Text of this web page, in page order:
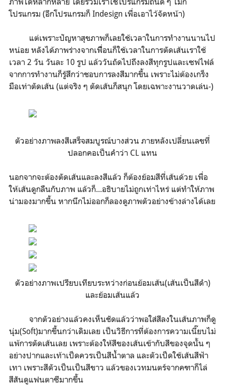
โปรแกรม (อีกโปรแกรมก็ Indesign เพื่อเอาไว้จัดหน้า)
แต่เพราะปัญหาสุขภาพก็เลยใช้เวลาในการทำงานนานไป
หน่อย หลังได้ภาพร่างจากเพืื่อนก็ใช้เวลาในการตัดเส้นเราใช้
เวลา 2 วัน วันละ 10 รูป แล้ววันถัดไปถึงลงสีทุกรูปและเซฟไฟล์
จากการทำงานก็รู้สึกว่าชอบการลงสีมากขึ้น เพราะไม่ต้องเกร็ง
มือเท่าตัดเส้น (แต่จริง ๆ ตัดเส้นก็สนุก โดยเฉพาะงานวาดเล่น-)
ตัวอย่างภาพลงสีเสร็จสมบูรณ์บางส่วน ภายหลังเปลี่ยนเลขที่
ปลอกคอเป็นคำว่า CL แทน
นอกจากจะต้องตัดเส้นและลงสีแล้ว ก็ต้องย้อมสีที่เส้นด้วย เพื่อ
ให้เส้นดูกลืนกับภาพ แล้วก็...อธิบายไม่ถูกเท่าไหร่ แต่ทำให้ภาพ
น่ามองมากขึ้น หากนึกไม่ออกก็ลองดูภาพตัวอย่างข้างล่างได้เลย
ตัวอย่างภาพเปรียบเทียบระหว่างก่อนย้อมเส้น(เส้นเป็นสีดำ)
และย้อมเส้นแล้ว
จากตัวอย่างแล้วคงเห็นชัดแล้วว่าพอใส่สีลงในเส้นภาพก็ดู
นุ่ม(Soft)มากขึ้นกว่าเดิมเลย เป็นวิธีการที่ต้องการความเนี๊ยบไม่
แพ้การตัดเส้นเลย เพราะต้องให้สีของเส้นเข้ากับสีของจุดนั้น ๆ
อย่างปากและเท้าเป็ดควรเป็นสีน้ำตาล และตัวเป็ดใช้เส้นสีฟ้า
เทา เพราะสีตัวเป็นเป็นสีขาว แล้วของเวทมนตร์จากคฑาก็ไล่
สีสันดูแฟนตาซีมากขึ้น